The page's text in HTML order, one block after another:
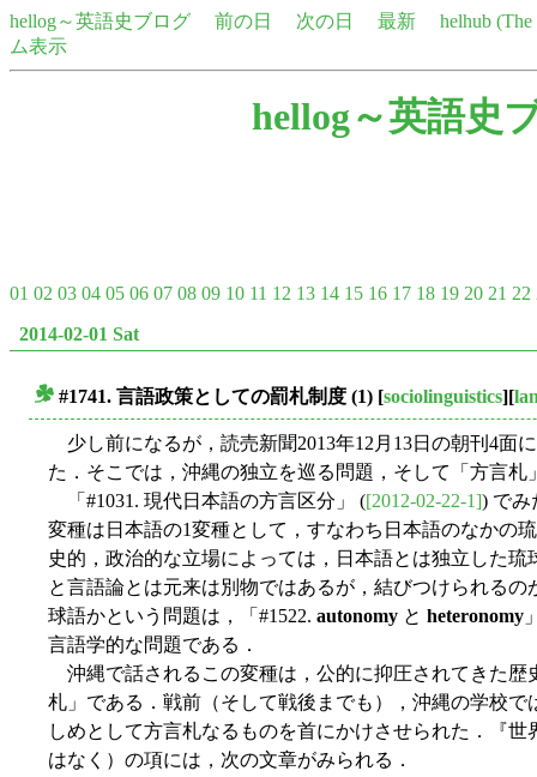
hellog～英語史ブログ 前の日 次の日 最新
helhub
ム表示
hellog～英語史
01 02 03 04 05 06 07 08 09 10 11 12 13 14 15 16 17 18 19 20 21 22
2014-02-01 Sat
#1741. 言語政策としての罰札制度 (1) [sociolinguistics][
少し前になるが，読売新聞2013年12月13日の朝刊4面
た．そこでは，沖縄の独立を巡る問題，そして「方言札
「#1031. 現代日本語の方言区分」 ([2012-02-22-1]) でみ
変種は日本語の1変種として，すなわち日本語のなかの
史的，政治的な立場によっては，日本語とは独立した
と言語論とは元来は別物ではあるが，結びつけられる
球語かという問題は，「#1522. autonomy と heteronomy
言語学的な問題である．
沖縄で話されるこの変種は，公的に抑圧されてきた歴
札」である．戦前（そして戦後までも），沖縄の学校
しめとして方言札なるものを首にかけさせられた．『
はなく）の項には，次の文章がみられる．